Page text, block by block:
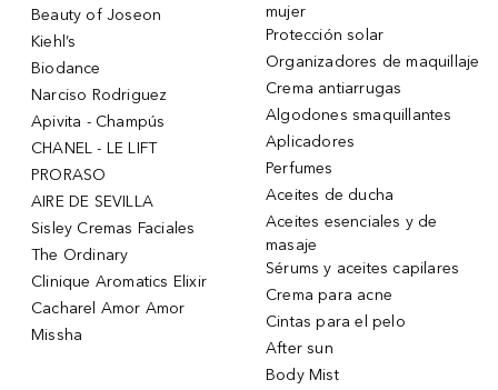
Beauty of Joseon
Kiehl’s
Biodance
Narciso Rodriguez
Apivita - Champús
CHANEL - LE LIFT
PRORASO
AIRE DE SEVILLA
Sisley Cremas Faciales
The Ordinary
Clinique Aromatics Elixir
Cacharel Amor Amor
Missha
mujer
Protección solar
Organizadores de maquillaje
Crema antiarrugas
Algodones smaquillantes
Aplicadores
Perfumes
Aceites de ducha
Aceites esenciales y de
masaje
Sérums y aceites capilares
Crema para acne
Cintas para el pelo
After sun
Body Mist